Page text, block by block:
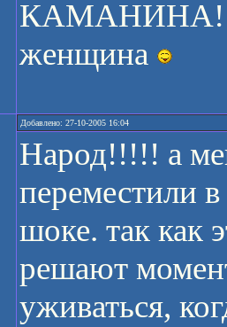
КАМАНИНА!!!!
женщина
Добавлено: 27-10-2005 16:04
Народ!!!!! а
переместили
шоке. так как
решают
уживаться,